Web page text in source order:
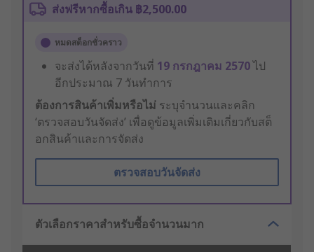
ส่งฟรีหากซื้อเกิน ฿2,500.00
หมดสต็อกชั่วคราว
จะส่งได้หลังจากวันที่ 19 กรกฎาคม 2570ไป
อีกประมาณ 7 วันทำการ
ต้องการสินค้าเพิ่มหรือไม่ ระบุจำนวนและคลิก
‘ตรวจสอบวันจัดส่ง’ เพื่อดูข้อมูลเพิ่มเติมเกี่ยวกับสต็
อกสินค้าและการจัดส่ง
ตรวจสอบวันจัดส่ง
ตัวเลือกราคาสำหรับซื้อจำนวนมาก